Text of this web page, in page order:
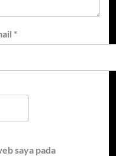
*
saya pada